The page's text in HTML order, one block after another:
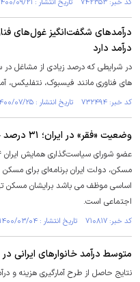
کد خبر: ۷۴۲۳۵۳ تاریخ انتشار : ۱۴۰۰/۰۹/۲۱
درآمد دارد
در شرایطی که درصد زیادی از مشاغل
های فناوری مانند فیسبوک، نتفلیکس،
کد خبر: ۷۳۲۴۹۴ تاریخ انتشار : ۱۴۰۰/۰۷/۲۵
وضعیت «فقر» در ایران؛ ۳۱ درصد خانوارها زیر «خط فقر درآمدی»
مسکن، دولت ایران برنامه‌ای برای
اساسی موظف می باشد برایشان مسکن
اجتماعی است.
کد خبر: ۷۱۰۸۱۷ تاریخ انتشار : ۱۴۰۰/۰۳/۰۴
متوسط درآمد خانوارهای ایرانی در سال ۹۸